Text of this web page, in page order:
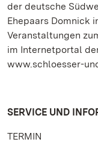
der deutsche
Ehepaars Domnick
Veranstaltungen
im Internetportal
www.schloesser-
SERVICE UND
TERMIN